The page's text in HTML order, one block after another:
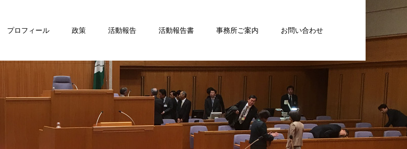
プロフィール 政策 活動報告 活動報告書 事務所ご案内 お問い合わせ